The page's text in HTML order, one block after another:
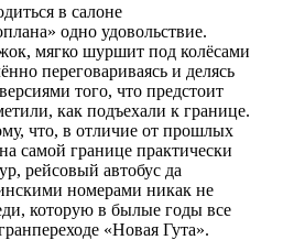
в салоне
одно удовольствие.
мягко шуршит под колёсами
переговариваясь и делясь
того, что предстоит
как подъехали к границе.
что, в отличие от прошлых
самой границе практически
рейсовый автобус да
номерами никак не
которую в былые годы все
«Новая Гута».